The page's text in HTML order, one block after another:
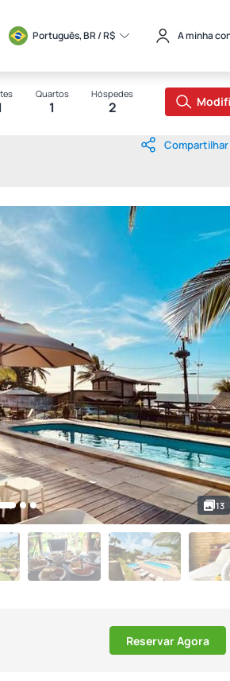
Português, BR / R$ A minha
Quartos
1
Hóspedes
2
13
Reservar Agora